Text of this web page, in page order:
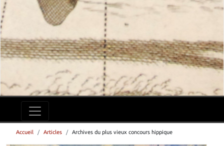
Accueil Articles Archives du plus vieux concours hippique